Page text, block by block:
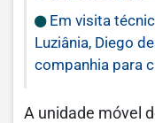
Em visita
Luziânia, Diego
companhia para
A unidade móvel